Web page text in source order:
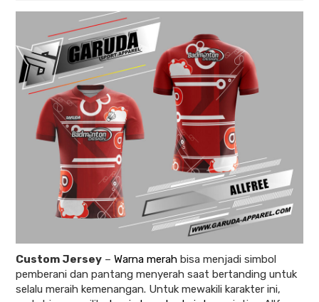
Custom Jersey – Warna merah bisa menjadi simbol
pemberani dan pantang menyerah saat bertanding untuk
selalu meraih kemenangan. Untuk mewakili karakter ini,